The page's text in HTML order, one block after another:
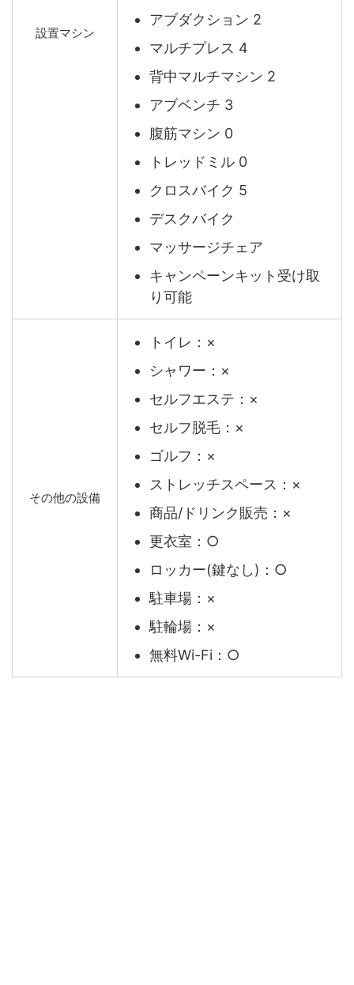
設置マシン
アブダクション 2
マルチプレス 4
背中マルチマシン 2
アブベンチ 3
腹筋マシン 0
トレッドミル 0
クロスバイク 5
デスクバイク
マッサージチェア
キャンペーンキット受け取
り可能
その他の設備
トイレ：×
シャワー：×
セルフエステ：×
セルフ脱毛：×
ゴルフ：×
ストレッチスペース：×
商品/ドリンク販売：×
更衣室：○
ロッカー(鍵なし)：○
駐車場：×
駐輪場：×
無料Wi-Fi：○